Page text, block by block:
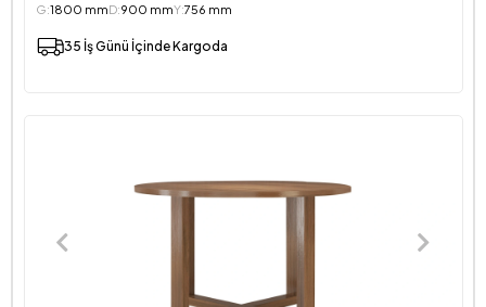
G:1800 mmD:900 mmY:756 mm
35 İş Günü İçinde Kargoda